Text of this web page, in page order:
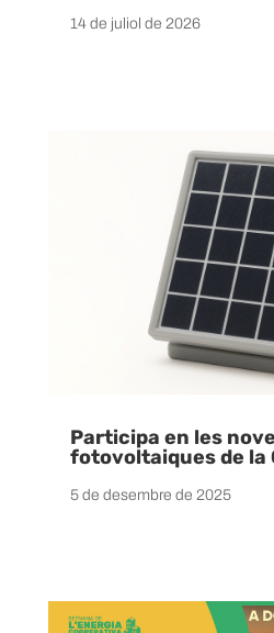
14 de juliol de 2026
Participa en les
fotovoltaiques de la
5 de desembre de 2025